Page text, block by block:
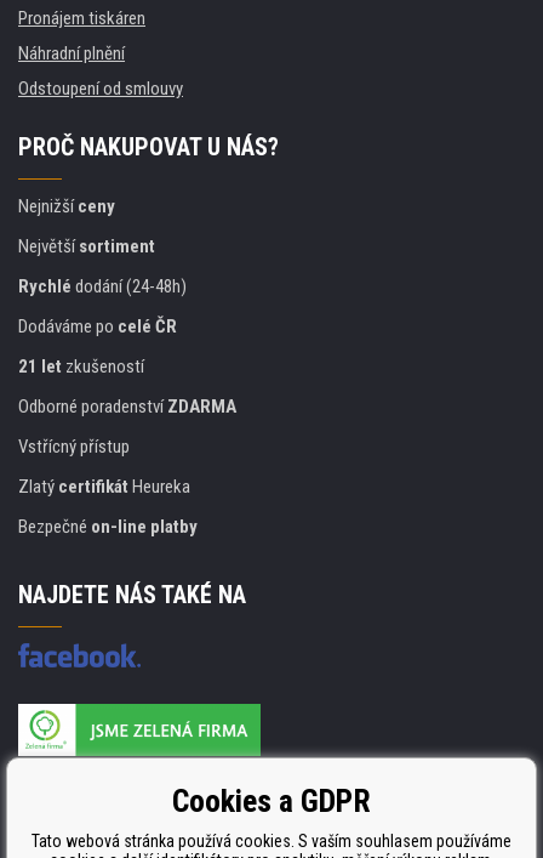
Pronájem tiskáren
Náhradní plnění
Odstoupení od smlouvy
PROČ NAKUPOVAT U NÁS?
Nejnižšíceny
Největšísortiment
Rychlé dodání (24-48h)
Dodáváme po celé ČR
21 let zkušeností
Odborné poradenstvíZDARMA
Vstřícný přístup
Zlatý certifikát Heureka
Bezpečné on-line platby
NAJDETE NÁS TAKÉ NA
ISO 9001. ISO 14001 a STMC.Cookies a GDPR
Tato webová stránka používá cookies. S vaším souhlasem používáme